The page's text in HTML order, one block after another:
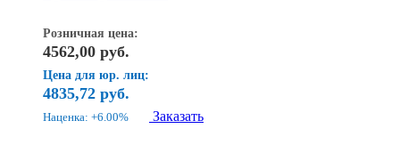
Розничная цена:
4562,00 руб.
Цена для юр. лиц:
4835,72 руб.
Наценка: +6.00% Заказать